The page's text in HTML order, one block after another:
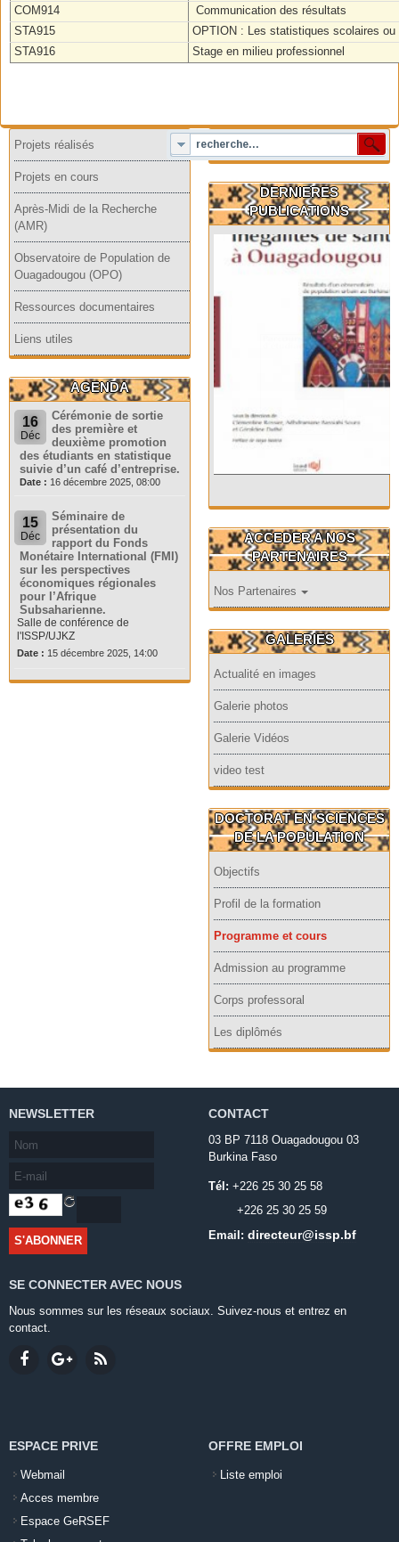
COM914
Communication des résultats
STA915
OPTION : Les statistiques scolaires ou
STA916
Stage en milieu professionnel
Projets réalisés
Projets en cours
Après-Midi de la Recherche
(AMR)
Observatoire de Population de
Ouagadougou (OPO)
Ressources documentaires
Liens utiles
AGENDA
16
Déc
Cérémonie de sortie
des première et
deuxième promotion
des étudiants en statistique
suivie d’un café d’entreprise.
Date : 16 décembre 2025, 08:00
15
Déc
Séminaire de
présentation du
rapport du Fonds
Monétaire International (FMI)
sur les perspectives
économiques régionales
pour l’Afrique
Subsaharienne.
Salle de conférence de
l'ISSP/UJKZ
Date : 15 décembre 2025, 14:00
DERNIERES
PUBLICATIONS
ACCEDER A NOS
PARTENAIRES
Nos Partenaires
GALERIES
Actualité en images
Galerie photos
Galerie Vidéos
video test
DOCTORAT EN SCIENCES
DE LA POPULATION
Objectifs
Profil de la formation
Programme et cours
Admission au programme
Corps professoral
Les diplômés
NEWSLETTER CONTACT
03 BP 7118 Ouagadougou 03
Burkina Faso
Tél: +226 25 30 25 58
+226 25 30 25 59
Email: directeur@issp.bf
SE CONNECTER AVEC NOUS
Nous sommes sur les réseaux sociaux. Suivez-nous et entrez en
contact.
ESPACE PRIVE
Webmail
Acces membre
Espace GeRSEF
OFFRE EMPLOI
Liste emploi